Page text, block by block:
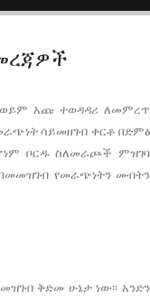
እጩ ተወዳዳሪ ለመምረጥ
ሳይመዘገብ ቀርቶ በድምፅ
ቦርዱ ስለመራጮች ምዝገባ
የመራጭነትን መብትን
ቅድመ ሁኔታ ነው፡፡ አንድን